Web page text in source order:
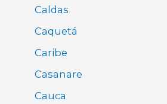
Caldas
Caquetá
Caribe
Casanare
Cauca